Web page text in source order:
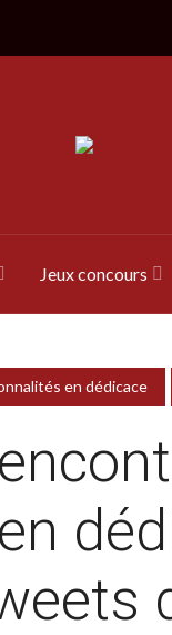
Jeux concours
en dédicace